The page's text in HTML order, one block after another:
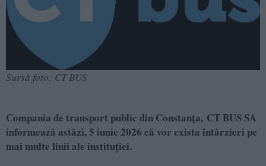
Sursă foto: CT BUS
Compania de transport public din Constanța, CT BUS SA
informează astăzi, 5 iunie 2026 că vor exista întârzieri pe
mai multe linii ale instituției.